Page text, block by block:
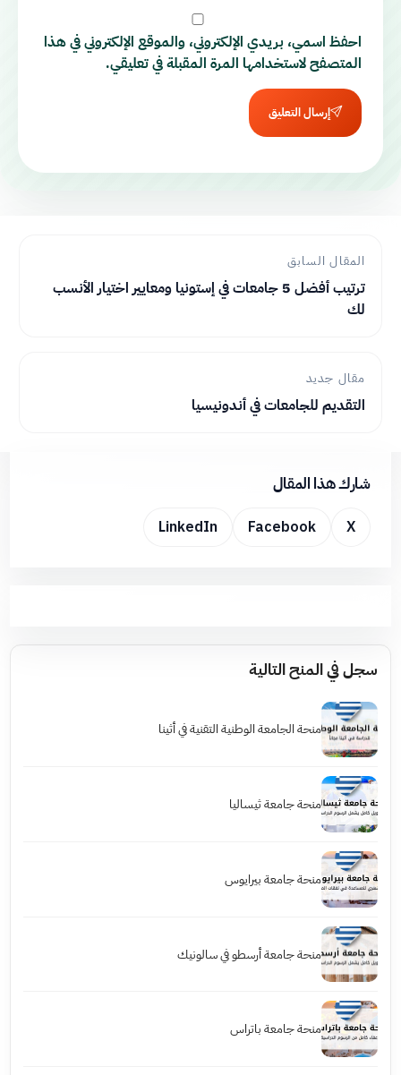
احفظ اسمي، بريدي الإلكتروني، والموقع الإلكتروني في هذا
المتصفح لاستخدامها المرة المقبلة في تعليقي.
إرسال التعليق
المقال السابق
ترتيب أفضل 5 جامعات في إستونيا ومعايير اختيار الأنسب
لك
مقال جديد
التقديم للجامعات في أندونيسيا
شارك هذا المقال
X
Facebook
LinkedIn
سجل في المنح التالية
منحة الجامعة الوطنية التقنية في أثينا
منحة جامعة ثيساليا
منحة جامعة بيرايوس
منحة جامعة أرسطو في سالونيك
منحة جامعة باتراس